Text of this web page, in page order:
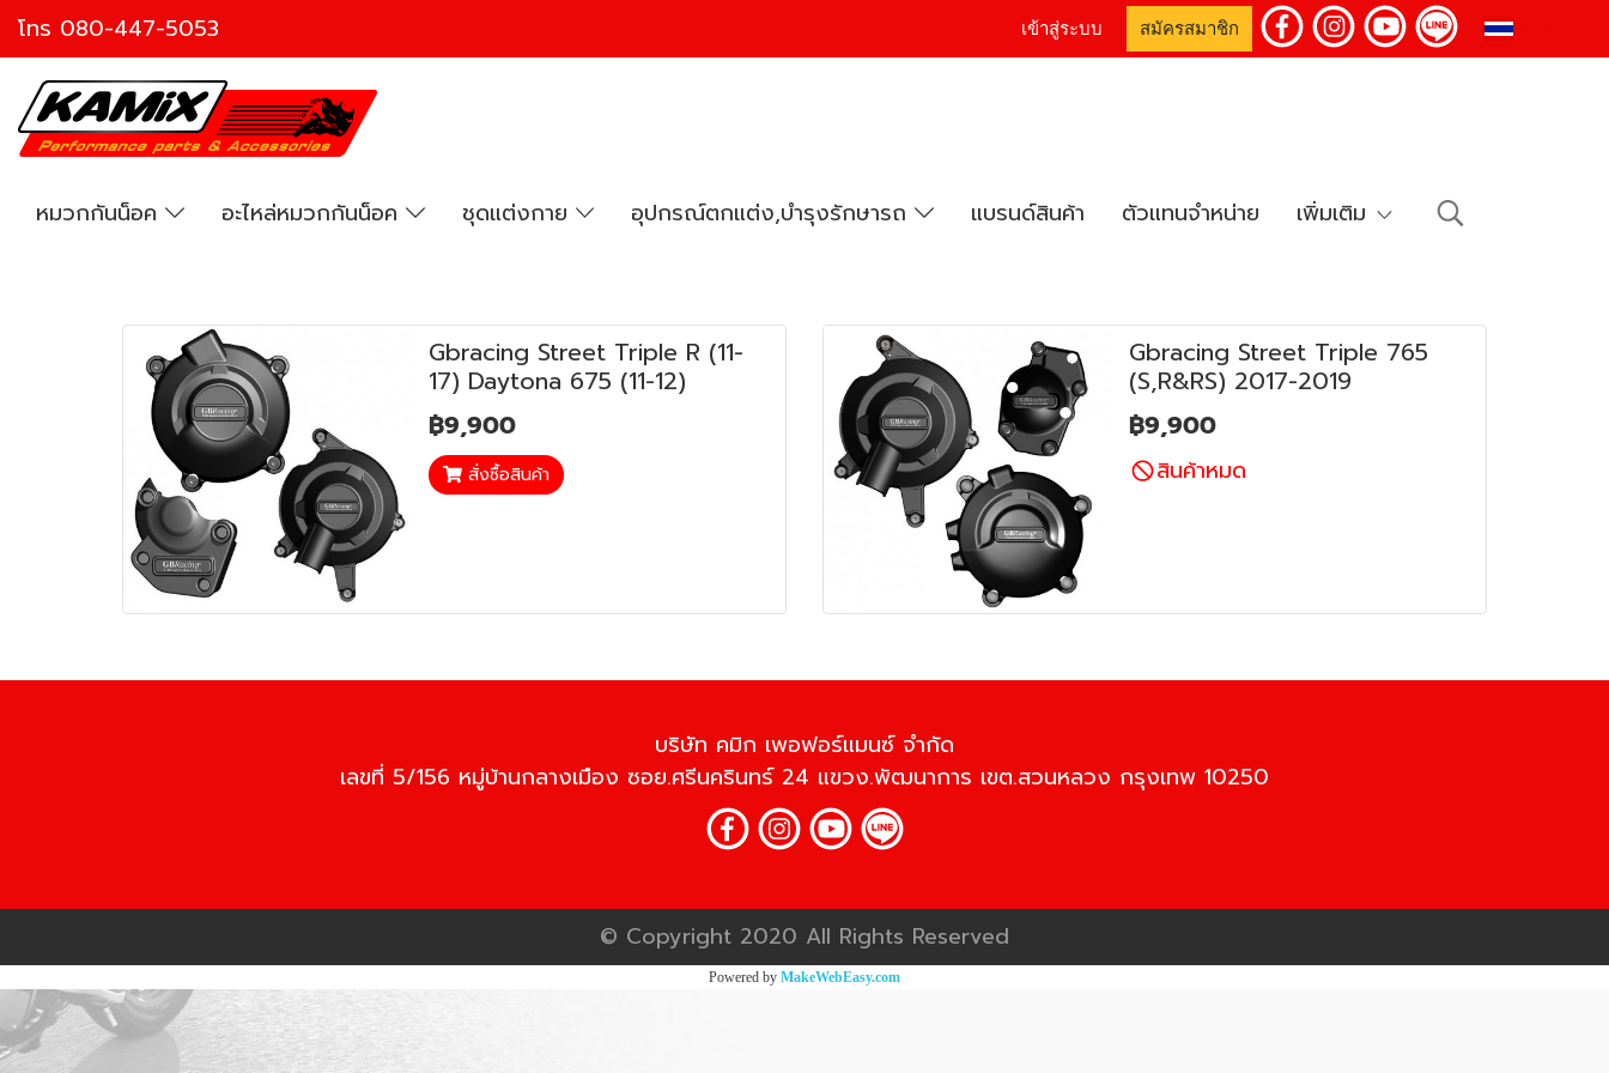
โทร 080-447-5053 เข้าสู่ระบบ สมัครสมาชิก
หมวกกันน็อค อะไหล่หมวกกันน็อค ชุดแต่งกาย อุปกรณ์ตกแต่ง,บำรุงรักษารถ แบรนด์สินค้า ตัวแทนจำหน่าย เพิ่มเติม
Gbracing Street Triple R (11-
17) Daytona 675 (11-12)
฿9,900
สั่งซื้อสินค้า
Gbracing Street Triple 765
(S,R&RS) 2017-2019
฿9,900
สินค้าหมด
บริษัท คมิก เพอฟอร์แมนซ์ จำกัด
เลขที่ 5/156 หมู่บ้านกลางเมือง ซอย.ศรีนครินทร์ 24 แขวง.พัฒนาการ เขต.สวนหลวง กรุงเทพ 10250
© Copyright 2020 All Rights Reserved
Powered by MakeWebEasy.com